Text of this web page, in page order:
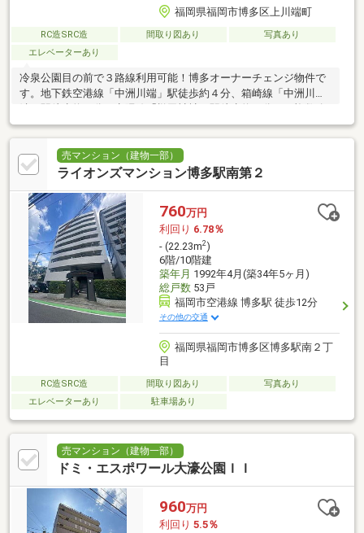
福岡県福岡市博多区上川端町
RC造SRC造 間取り図あり
写真あり
エレベーターあり
冷泉公園目の前で３路線利用可能！博多オーナーチェンジ物件で
す。地下鉄空港線「中洲川端」駅徒歩約４分、箱崎線「中洲川
線が徒歩圏内の好立地です。
売マンション（建物一部）
ライオンズマンション博多駅南第２
760万円
利回り 6.78％
- (22.23m2)
6階/10階建
築年月 1992年4月(築34年5ヶ月)
総戸数53戸
福岡市空港線 博多駅 徒歩12分
その他の交通
福岡県福岡市博多区博多駅南２丁
目
RC造SRC造 間取り図あり
写真あり
エレベーターあり
駐車場あり
売マンション（建物一部）
ドミ・エスポワール大濠公園ＩＩ
960万円
利回り 5.5％